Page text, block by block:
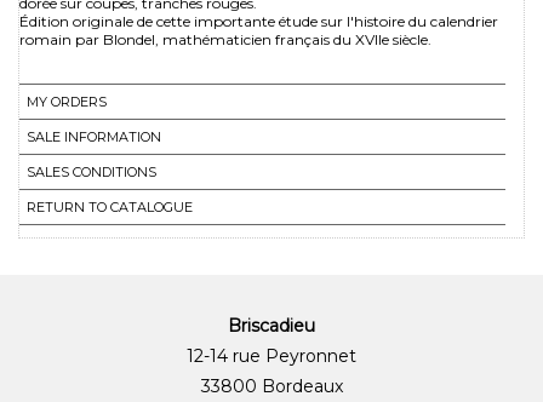
Édition originale de cette importante étude sur l'histoire du calendrier
romain par Blondel, mathématicien français du XVIIe siècle.
MY ORDERS
SALE INFORMATION
SALES CONDITIONS
RETURN TO CATALOGUE
Briscadieu
12-14 rue Peyronnet
33800 Bordeaux